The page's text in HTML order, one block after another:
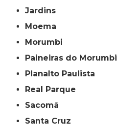
Jardins
Moema
Morumbi
Paineiras do Morumbi
Planalto Paulista
Real Parque
Sacomã
Santa Cruz